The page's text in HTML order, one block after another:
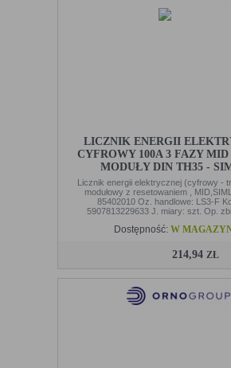
LICZNIK ENERGII
CYFROWY 100A 3 FAZY
MODUŁY DIN TH35 -
Licznik energii elektrycznej (cyfrowy -
modułowy z resetowaniem ,
85402010 Oz. handlowe: LS3-F
5907813229633 J. miary: szt. Op.
Dostępność: W
214,94 ZŁ